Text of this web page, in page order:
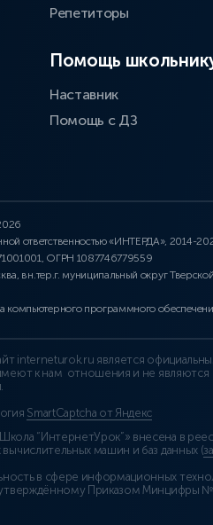
Репетиторы
Помощь
Наставник
Помощь с ДЗ
ответственностью «ИНТЕРДА», 2014-
ОГРН 1087746779559
вн.тер.г. муниципальный округ
компьютерного программного
interneturok.ru является
к нам отношения и не являются
SmartCaptcha от Яндекс
“ИнтернетУрок”» внесена в
машин и баз данных (
в сфере информационных
утверждённому Приказом Минцифры